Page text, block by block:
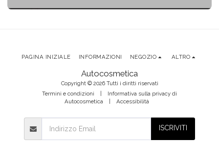
Autocosmetica
Copyright © 2026 Tutti i diritti riservati
Termini e condizioni | Informativa sulla privacy di
Autocosmetica | Accessibilità
PAGINA INIZIALE INFORMAZIONI NEGOZIO ALTRO
ISCRIVITI